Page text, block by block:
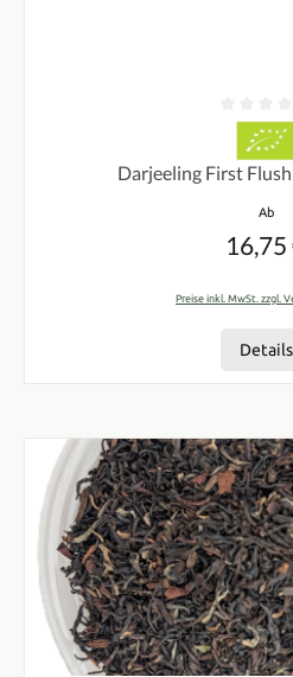
Durchschnittliche Bewertung
Darjeeling First
Ab
16,75
Preise inkl. MwSt. zzgl.
Details